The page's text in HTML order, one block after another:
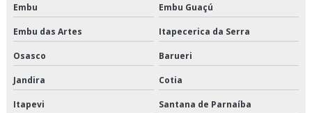
Modernização de cabines de elevadores
Modernização de elevadores
Modernização de elevadores preço
Modernização dos elevadores
Embu Embu Guaçú
Embu das Artes Itapecerica da Serra
Osasco Barueri
Jandira Cotia
Itapevi Santana de Parnaíba